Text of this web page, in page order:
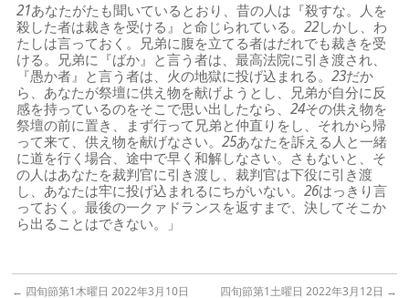
21あなたがたも聞いているとおり、昔の人は『殺すな。人を
殺した者は裁きを受ける』と命じられている。22しかし、わ
たしは言っておく。兄弟に腹を立てる者はだれでも裁きを受
ける。兄弟に『ばか』と言う者は、最高法院に引き渡され、
『愚か者』と言う者は、火の地獄に投げ込まれる。23だか
ら、あなたが祭壇に供え物を献げようとし、兄弟が自分に反
感を持っているのをそこで思い出したなら、24その供え物を
祭壇の前に置き、まず行って兄弟と仲直りをし、それから帰
って来て、供え物を献げなさい。25あなたを訴える人と一緒
に道を行く場合、途中で早く和解しなさい。さもないと、そ
の人はあなたを裁判官に引き渡し、裁判官は下役に引き渡
し、あなたは牢に投げ込まれるにちがいない。26はっきり言
っておく。最後の一クァドランスを返すまで、決してそこか
ら出ることはできない。」
← 四旬節第1木曜日 2022年3月10日 四旬節第1土曜日 2022年3月12日 →